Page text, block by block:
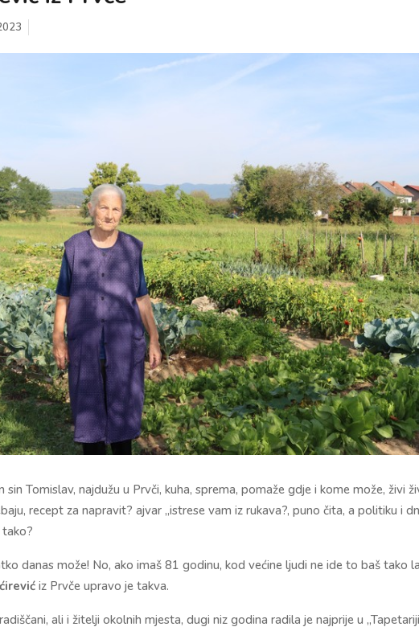
sin Tomislav, najdužu u Prvči, kuha, sprema, pomaže gdje i kome može, živi
recept za napravit? ajvar „istrese vam iz rukava?, puno čita, a politiku i
danas može! No, ako imaš 81 godinu, kod većine ljudi ne ide to baš tako
iz Prvče upravo je takva.
ali i žitelji okolnih mjesta, dugi niz godina radila je najprije u